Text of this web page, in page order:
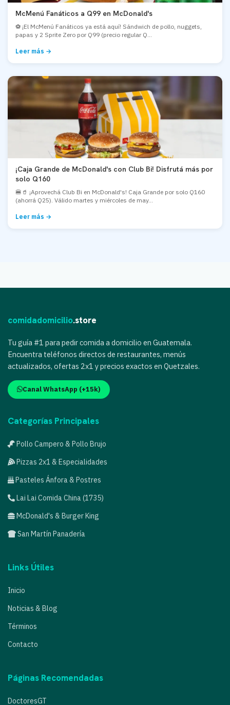
McMenú Fanáticos a Q99 en McDonald's
⚽ ¡El McMenú Fanáticos ya está aquí! Sándwich de pollo, nuggets,
papas y 2 Sprite Zero por Q99 (precio regular Q...
Leer más →
¡Caja Grande de McDonald's con Club Bi! Disfrutá más por
solo Q160
🍔🥤 ¡Aprovechá Club Bi en McDonald's! Caja Grande por solo Q160
(ahorrá Q25). Válido martes y miércoles de may...
Leer más →
comidadomicilio.store
Tu guía #1 para pedir comida a domicilio en Guatemala.
Encuentra teléfonos directos de restaurantes, menús
actualizados, ofertas 2x1 y precios exactos en Quetzales.
Canal WhatsApp (+15k)
Categorías Principales
Pollo Campero & Pollo Brujo
Pizzas 2x1 & Especialidades
Pasteles Ánfora & Postres
Lai Lai Comida China (1735)
McDonald's & Burger King
San Martín Panadería
Links Útiles
Inicio
Noticias & Blog
Términos
Contacto
Páginas Recomendadas
DoctoresGT